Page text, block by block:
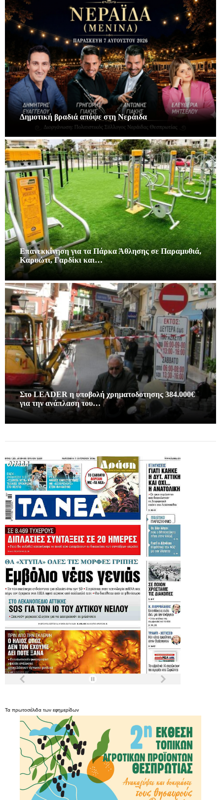
Δημοτική βραδιά απόψε στη Νεράιδα
Επανεκκίνηση για τα Πάρκα Άθλησης σε Παραμυθιά,
Καρυώτι, Γαρδίκι και…
Στο LEADER η υποβολή χρηματοδοτησης 384.000€
για την ανάπλαση του…
Τα πρωτοσέλιδα των εφημερίδων